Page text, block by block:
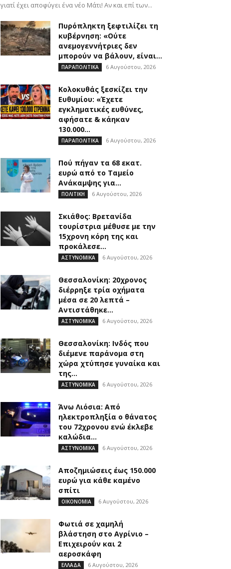
γιατί έχει αποφύγει ένα νέο Μάτι! Αν και επί των...
Πυρόπληκτη ξεφτιλίζει τη
κυβέρνηση: «Ούτε
ανεμογεννήτριες δεν
μπορούν να βάλουν, είναι...
ΠΑΡΑΠΟΛΙΤΙΚΑ 6 Αυγούστου, 2026
Κολοκυθάς ξεσκίζει την
Ευθυμίου: «Έχετε
εγκληματικές ευθύνες,
αφήσατε & κάηκαν
130.000...
ΠΑΡΑΠΟΛΙΤΙΚΑ 6 Αυγούστου, 2026
Πού πήγαν τα 68 εκατ.
ευρώ από το Ταμείο
Ανάκαμψης για...
ΠΟΛΙΤΙΚΗ 6 Αυγούστου, 2026
Σκιάθος: Βρετανίδα
τουρίστρια μέθυσε με την
15χρονη κόρη της και
προκάλεσε...
ΑΣΤΥΝΟΜΙΚΑ 6 Αυγούστου, 2026
Θεσσαλονίκη: 20χρονος
διέρρηξε τρία οχήματα
μέσα σε 20 λεπτά –
Αντιστάθηκε...
ΑΣΤΥΝΟΜΙΚΑ 6 Αυγούστου, 2026
Θεσσαλονίκη: Ινδός που
διέμενε παράνομα στη
χώρα χτύπησε γυναίκα και
της...
ΑΣΤΥΝΟΜΙΚΑ 6 Αυγούστου, 2026
Άνω Λιόσια: Από
ηλεκτροπληξία ο θάνατος
του 72χρονου ενώ έκλεβε
καλώδια...
ΑΣΤΥΝΟΜΙΚΑ 6 Αυγούστου, 2026
Αποζημιώσεις έως 150.000
ευρώ για κάθε καμένο
σπίτι
ΟΙΚΟΝΟΜΙΑ 6 Αυγούστου, 2026
Φωτιά σε χαμηλή
βλάστηση στο Αγρίνιο –
Επιχειρούν και 2
αεροσκάφη
ΕΛΛΑΔΑ 6 Αυγούστου, 2026